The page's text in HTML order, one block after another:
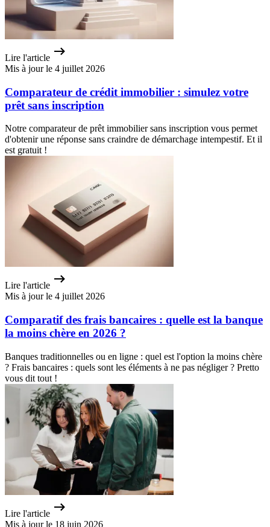
Lire l'article
Mis à jour le 4 juillet 2026
Comparateur de crédit immobilier : simulez votre
prêt sans inscription
Notre comparateur de prêt immobilier sans inscription vous permet
d'obtenir une réponse sans craindre de démarchage intempestif. Et il
est gratuit !
Lire l'article
Mis à jour le 4 juillet 2026
Comparatif des frais bancaires : quelle est la banque
la moins chère en 2026 ?
Banques traditionnelles ou en ligne : quel est l'option la moins chère
? Frais bancaires : quels sont les éléments à ne pas négliger ? Pretto
vous dit tout !
Lire l'article
Mis à jour le 18 juin 2026